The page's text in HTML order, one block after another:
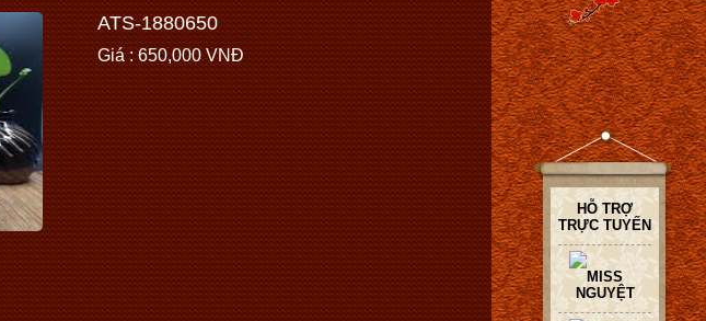
ATS-1880650
Giá : 650,000 VNĐ
HỖ TRỢ
TRỰC TUYẾN
MISS
NGUYỆT